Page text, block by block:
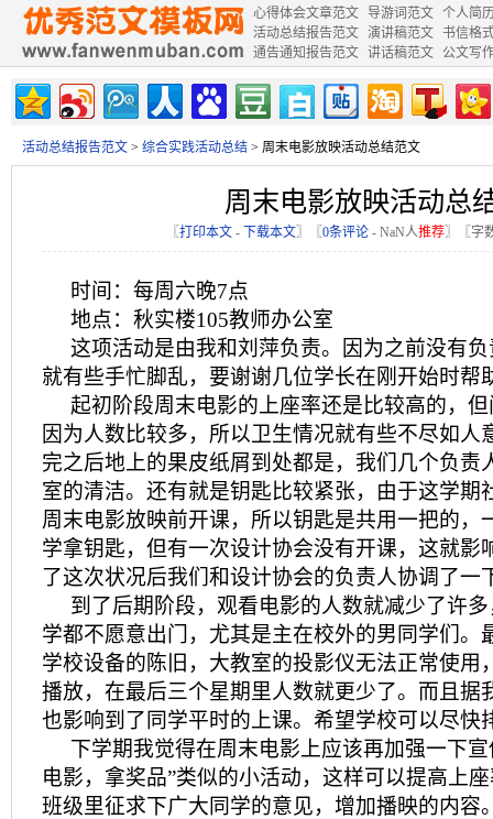
心得体会文章范文 导游词范文 个人简
活动总结报告范文 演讲稿范文 书信格
通告通知报告范文 讲话稿范文 公文写
活动总结报告范文 > 综合实践活动总结 > 周末电影放映活动总结范文
周末电影放映活动总
〖打印本文 - 下载本文〗〖0条评论 - NaN人推荐〗〖字
时间：每周六晚7点
地点：秋实楼105教师办公室
这项活动是由我和刘萍负责。因为之前没有
就有些手忙脚乱，要谢谢几位学长在刚开始时帮
起初阶段周末电影的上座率还是比较高的，
因为人数比较多，所以卫生情况就有些不尽如人
完之后地上的果皮纸屑到处都是，我们几个负责
室的清洁。还有就是钥匙比较紧张，由于这学期
周末电影放映前开课，所以钥匙是共用一把的，
学拿钥匙，但有一次设计协会没有开课，这就影
了这次状况后我们和设计协会的负责人协调了一
到了后期阶段，观看电影的人数就减少了许
学都不愿意出门，尤其是主在校外的男同学们。
学校设备的陈旧，大教室的投影仪无法正常使用
播放，在最后三个星期里人数就更少了。而且据
也影响到了同学平时的上课。希望学校可以尽快
下学期我觉得在周末电影上应该再加强一下
电影，拿奖品”类似的小活动，这样可以提高上
班级里征求下广大同学的意见，增加播映的内容